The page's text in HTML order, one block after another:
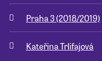
Praha 3 (2018/2019)
Kateřina Trlifajová